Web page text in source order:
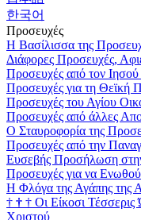
한국어
Προσευχές
Η Βασίλισσα της
Διάφορες Προσευχές,
Προσευχές από τον
Προσευχές για τη Θεϊκή
Προσευχές του Αγίου
Προσευχές από άλλες
Ο Σταυροφορία της
Προσευχές από την
Ευσεβής Προσήλωση
Προσευχές για να
Η Φλόγα της Αγάπης της
† † † Οι Είκοσι
Χριστού